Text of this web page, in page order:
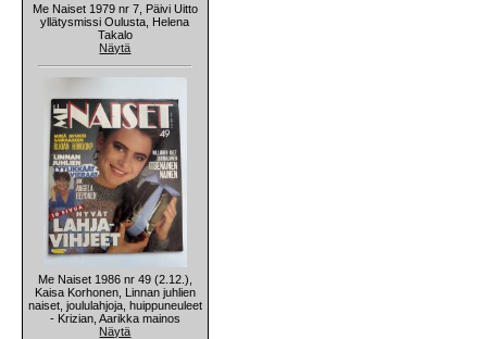
Me Naiset 1979 nr 7, Päivi Uitto
yllätysmissi Oulusta, Helena
Takalo
Näytä
Me Naiset 1986 nr 49 (2.12.),
Kaisa Korhonen, Linnan juhlien
naiset, joululahjoja, huippuneuleet
- Krizian, Aarikka mainos
Näytä